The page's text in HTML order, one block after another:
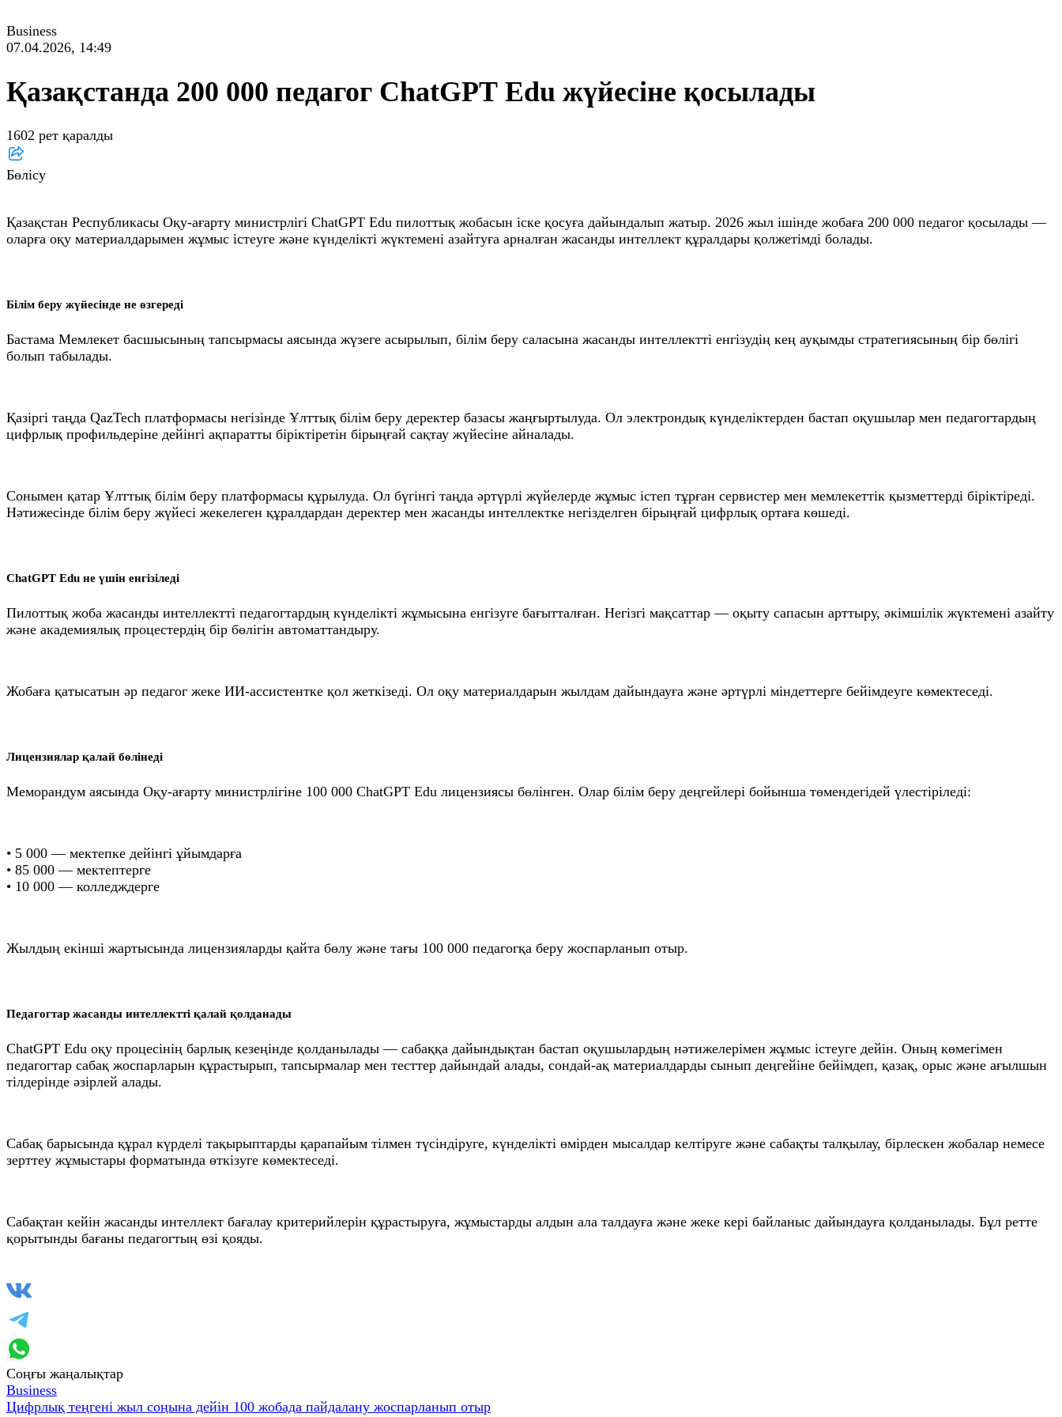
Business
07.04.2026, 14:49
Қазақстанда 200 000 педагог ChatGPT Edu жүйесіне қосылады
1602 рет қаралды
Бөлісу
Қазақстан Республикасы Оқу-ағарту министрлігі ChatGPT Edu пилоттық жобасын іске қосуға дайындалып жатыр. 2026 жыл ішінде жобаға 200 000 педагог қосылады —
оларға оқу материалдарымен жұмыс істеуге және күнделікті жүктемені азайтуға арналған жасанды интеллект құралдары қолжетімді болады.
Білім беру жүйесінде не өзгереді
Бастама Мемлекет басшысының тапсырмасы аясында жүзеге асырылып, білім беру саласына жасанды интеллектті енгізудің кең ауқымды стратегиясының бір бөлігі
болып табылады.
Қазіргі таңда QazTech платформасы негізінде Ұлттық білім беру деректер базасы жаңғыртылуда. Ол электрондық күнделіктерден бастап оқушылар мен педагогтардың
цифрлық профильдеріне дейінгі ақпаратты біріктіретін бірыңғай сақтау жүйесіне айналады.
Сонымен қатар Ұлттық білім беру платформасы құрылуда. Ол бүгінгі таңда әртүрлі жүйелерде жұмыс істеп тұрған сервистер мен мемлекеттік қызметтерді біріктіреді.
Нәтижесінде білім беру жүйесі жекелеген құралдардан деректер мен жасанды интеллектке негізделген бірыңғай цифрлық ортаға көшеді.
ChatGPT Edu не үшін енгізіледі
Пилоттық жоба жасанды интеллектті педагогтардың күнделікті жұмысына енгізуге бағытталған. Негізгі мақсаттар — оқыту сапасын арттыру, әкімшілік жүктемені азайту
және академиялық процестердің бір бөлігін автоматтандыру.
Жобаға қатысатын әр педагог жеке ИИ-ассистентке қол жеткізеді. Ол оқу материалдарын жылдам дайындауға және әртүрлі міндеттерге бейімдеуге көмектеседі.
Лицензиялар қалай бөлінеді
Меморандум аясында Оқу-ағарту министрлігіне 100 000 ChatGPT Edu лицензиясы бөлінген. Олар білім беру деңгейлері бойынша төмендегідей үлестіріледі:
• 5 000 — мектепке дейінгі ұйымдарға
• 85 000 — мектептерге
• 10 000 — колледждерге
Жылдың екінші жартысында лицензияларды қайта бөлу және тағы 100 000 педагогқа беру жоспарланып отыр.
Педагогтар жасанды интеллектті қалай қолданады
ChatGPT Edu оқу процесінің барлық кезеңінде қолданылады — сабаққа дайындықтан бастап оқушылардың нәтижелерімен жұмыс істеуге дейін. Оның көмегімен
педагогтар сабақ жоспарларын құрастырып, тапсырмалар мен тесттер дайындай алады, сондай-ақ материалдарды сынып деңгейіне бейімдеп, қазақ, орыс және ағылшын
тілдерінде әзірлей алады.
Сабақ барысында құрал күрделі тақырыптарды қарапайым тілмен түсіндіруге, күнделікті өмірден мысалдар келтіруге және сабақты талқылау, бірлескен жобалар немесе
зерттеу жұмыстары форматында өткізуге көмектеседі.
Сабақтан кейін жасанды интеллект бағалау критерийлерін құрастыруға, жұмыстарды алдын ала талдауға және жеке кері байланыс дайындауға қолданылады. Бұл ретте
қорытынды бағаны педагогтың өзі қояды.
Соңғы жаңалықтар
Business
Цифрлық теңгені жыл соңына дейін 100 жобада пайдалану жоспарланып отыр